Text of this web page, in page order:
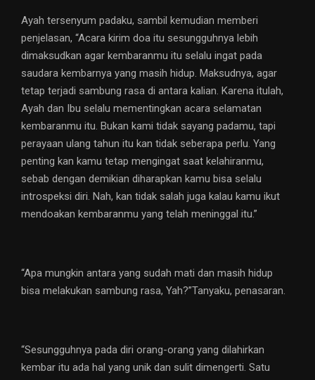
Ayah tersenyum padaku, sambil kemudian memberi
penjelasan, “Acara kirim doa itu sesungguhnya lebih
dimaksudkan agar kembaranmu itu selalu ingat pada
saudara kembarnya yang masih hidup. Maksudnya, agar
tetap terjadi sambung rasa di antara kalian. Karena itulah,
Ayah dan Ibu selalu mementingkan acara selamatan
kembaranmu itu. Bukan kami tidak sayang padamu, tapi
perayaan ulang tahun itu kan tidak seberapa perlu. Yang
penting kan kamu tetap mengingat saat kelahiranmu,
sebab dengan demikian diharapkan kamu bisa selalu
introspeksi diri. Nah, kan tidak salah juga kalau kamu ikut
mendoakan kembaranmu yang telah meninggal itu.”
“Apa mungkin antara yang sudah mati dan masih hidup
bisa melakukan sambung rasa, Yah?”Tanyaku, penasaran.
“Sesungguhnya pada diri orang-orang yang dilahirkan
kembar itu ada hal yang unik dan sulit dimengerti. Satu